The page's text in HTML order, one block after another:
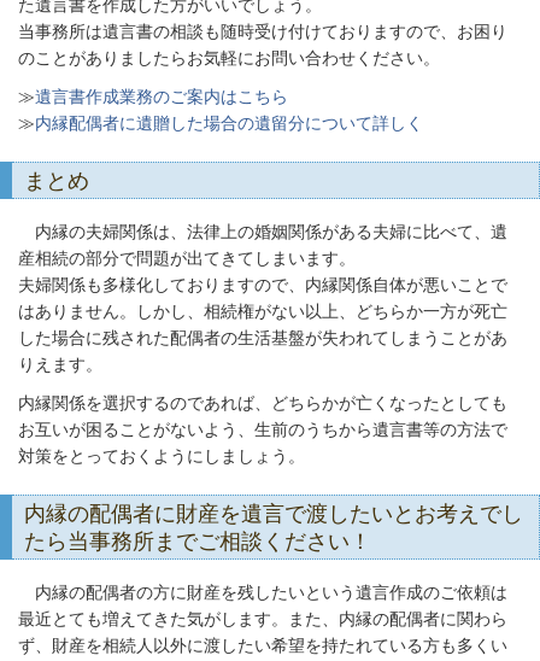
た遺言書を作成した方がいいでしょう。
当事務所は遺言書の相談も随時受け付けておりますので、お困り
のことがありましたらお気軽にお問い合わせください。
≫遺言書作成業務のご案内はこちら
≫内縁配偶者に遺贈した場合の遺留分について詳しく
まとめ
内縁の夫婦関係は、法律上の婚姻関係がある夫婦に比べて、遺
産相続の部分で問題が出てきてしまいます。
夫婦関係も多様化しておりますので、内縁関係自体が悪いことで
はありません。しかし、相続権がない以上、どちらか一方が死亡
した場合に残された配偶者の生活基盤が失われてしまうことがあ
りえます。
内縁関係を選択するのであれば、どちらかが亡くなったとしても
お互いが困ることがないよう、生前のうちから遺言書等の方法で
対策をとっておくようにしましょう。
内縁の配偶者に財産を遺言で渡したいとお考えでし
たら当事務所までご相談ください！
内縁の配偶者の方に財産を残したいという遺言作成のご依頼は
最近とても増えてきた気がします。また、内縁の配偶者に関わら
ず、財産を相続人以外に渡したい希望を持たれている方も多くい